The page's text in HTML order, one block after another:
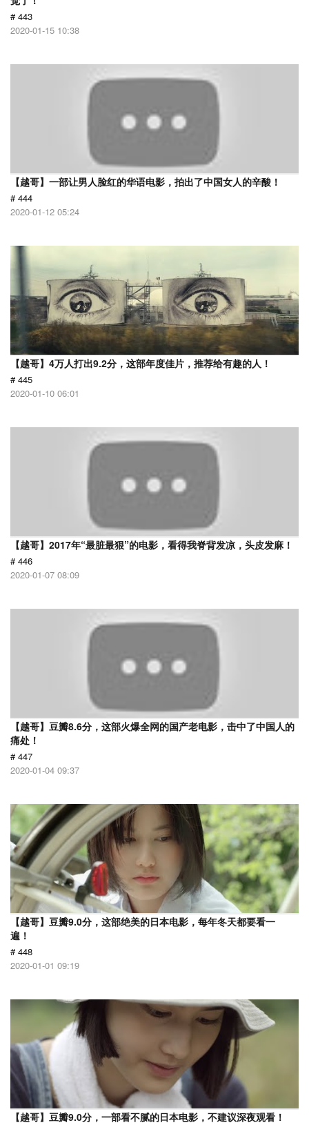
# 443
2020-01-15 10:38
【越哥】一部让男人脸红的华语电影，拍出了中国女人的辛酸！
# 444
2020-01-12 05:24
【越哥】4万人打出9.2分，这部年度佳片，推荐给有趣的人！
# 445
2020-01-10 06:01
【越哥】2017年“最脏最狠”的电影，看得我脊背发凉，头皮发麻！
# 446
2020-01-07 08:09
【越哥】豆瓣8.6分，这部火爆全网的国产老电影，击中了中国人的
痛处！
# 447
2020-01-04 09:37
【越哥】豆瓣9.0分，这部绝美的日本电影，每年冬天都要看一
遍！
# 448
2020-01-01 09:19
【越哥】豆瓣9.0分，一部看不腻的日本电影，不建议深夜观看！